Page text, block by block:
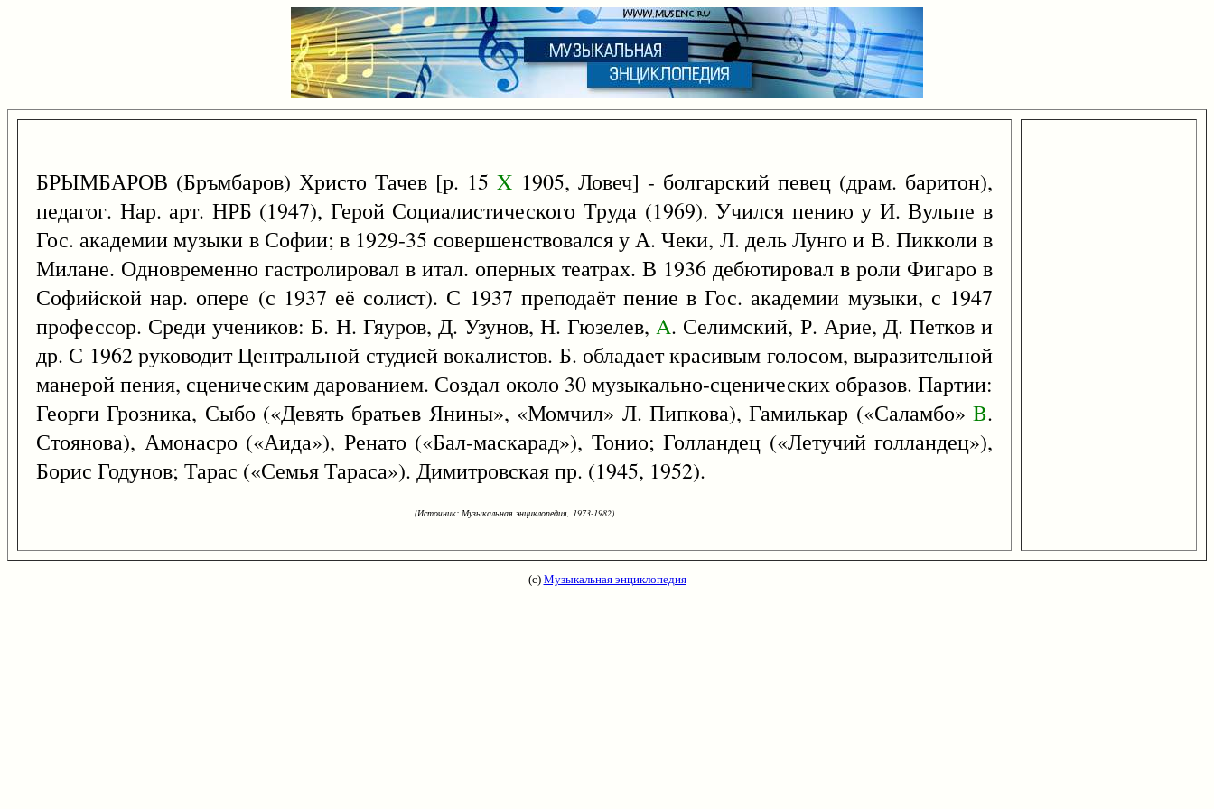
БРЫМБАРОВ (Бръмбаров) Христо Тачев [р. 15X 1905, Ловеч] - болгарский певец (драм. баритон),
педагог. Нар. арт. НРБ (1947), Герой Социалистического Труда (1969). Учился пению у И. Вульпе в
Гос. академии музыки в Софии; в 1929-35 совершенствовался у А. Чеки, Л. дель Лунго и В. Пикколи в
Милане. Одновременно гастролировал в итал. оперных театрах. В 1936 дебютировал в роли Фигаро в
Софийской нар. опере (с 1937 её солист). С 1937 преподаёт пение в Гос. академии музыки, с 1947
профессор. Среди учеников: Б. Н. Гяуров, Д. Узунов, Н. Гюзелев,A. Селимский, Р. Арие, Д. Петков и
др. С 1962 руководит Центральной студией вокалистов. Б. обладает красивым голосом, выразительной
манерой пения, сценическим дарованием. Создал около 30 музыкально-сценических образов. Партии:
Георги Грозника, Сыбо («Девять братьев Янины», «Момчил» Л. Пипкова), Гамилькар («Саламбо» B.
Стоянова), Амонасро («Аида»), Ренато («Бал-маскарад»), Тонио; Голландец («Летучий голландец»),
Борис Годунов; Тарас («Семья Тараса»). Димитровская пр. (1945, 1952).
(Источник: Музыкальная энциклопедия, 1973-1982)
(с) Музыкальная энциклопедия